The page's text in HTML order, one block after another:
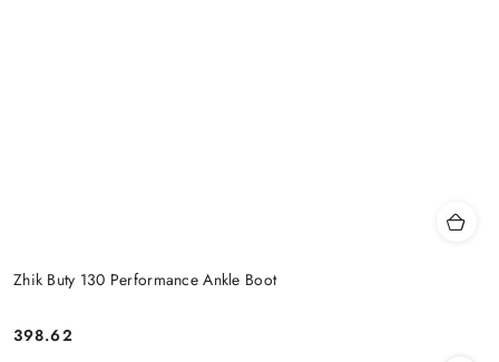
Zhik Buty 130 Performance Ankle Boot
Cena:
398.62